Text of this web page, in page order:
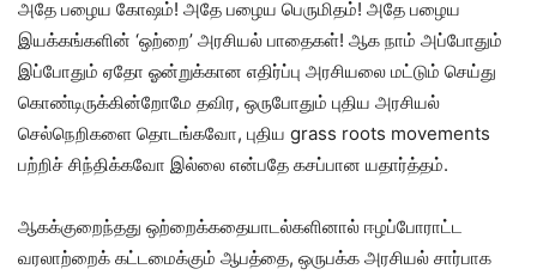
அதே பழைய கோஷம்! அதே பழைய பெருமிதம்! அதே பழைய
இயக்கங்களின் ‘ஒற்றை’ அரசியல் பாதைகள்! ஆக நாம் அப்போதும்
இப்போதும் ஏதோ ஓன்றுக்கான எதிர்ப்பு அரசியலை மட்டும் செய்து
கொண்டிருக்கின்றோமே தவிர, ஒருபோதும் புதிய அரசியல்
செல்நெறிகளை தொடங்கவோ, புதிய grass roots movements
பற்றிச் சிந்திக்கவோ இல்லை என்பதே கசப்பான யதார்த்தம்.
ஆகக்குறைந்தது ஒற்றைக்கதையாடல்களினால் ஈழப்போராட்ட
வரலாற்றைக் கட்டமைக்கும் ஆபத்தை, ஒருபக்க அரசியல் சார்பாக